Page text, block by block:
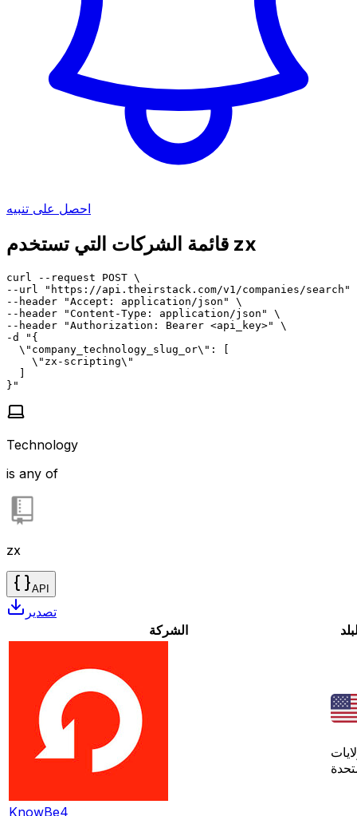
احصل على تنبيه
قائمة الشركات التي تستخدم zx
curl --request POST \
--url "https://api.theirstack.com/v1/companies/search"
--header "Accept: application/json" \
--header "Content-Type: application/json" \
--header "Authorization: Bearer <api_key>" \
-d "{
  \"company_technology_slug_or\": [
    \"zx-scripting\"
  ]
}"
Technology
is any of
zx
API
تصدير
الشركة
KnowBe4